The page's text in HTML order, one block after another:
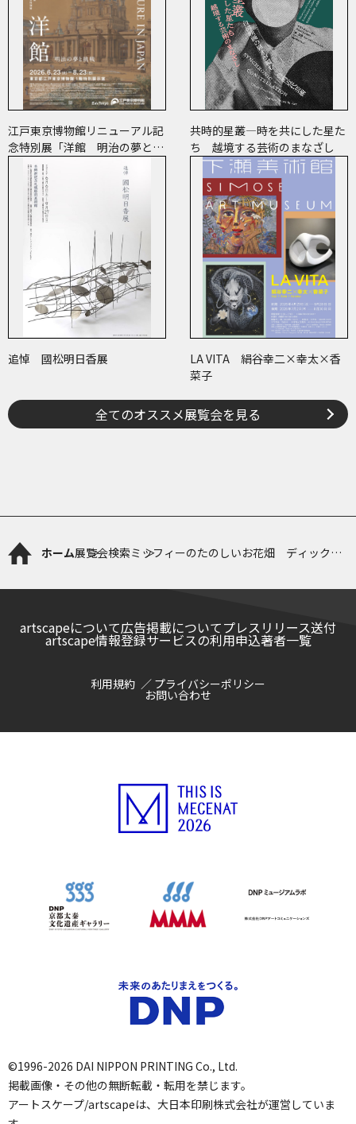
江戸東京博物館リニューアル記
念特別展「洋館 明治の夢と挑
戦」
共時的星叢―時を共にした星た
ち 越境する芸術のまなざし
追悼 國松明日香展
LA VITA 絹谷幸二×幸太×香
菜子
全てのオススメ展覧会を見る
ホーム展覧会検索ミッフィーのたのしいお花畑 ディック・
artscapeについて広告掲載についてプレスリリース送付
artscape情報登録サービスの利用申込著者一覧
利用規約 プライバシーポリシー
お問い合わせ
©1996-2026 DAI NIPPON PRINTING Co., Ltd.
掲載画像・その他の無断転載・転用を禁じます。
アートスケープ/artscapeは、大日本印刷株式会社が運営していま